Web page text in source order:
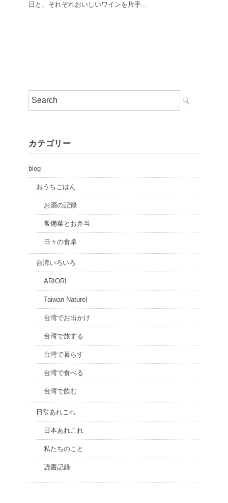
日と、それぞれおいしいワインを片手...
カテゴリー
blog
おうちごはん
お酒の記録
常備菜とお弁当
日々の食卓
台湾いろいろ
ARIORI
Taiwan Naturel
台湾でお出かけ
台湾で旅する
台湾で暮らす
台湾で食べる
台湾で飲む
日常あれこれ
日本あれこれ
私たちのこと
読書記録